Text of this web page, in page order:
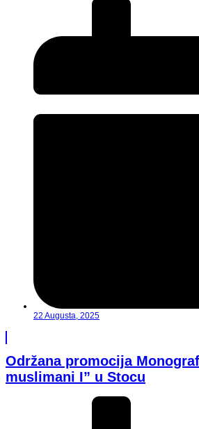
22 Augusta, 2025
Održana promocija
muslimani I” u Stocu